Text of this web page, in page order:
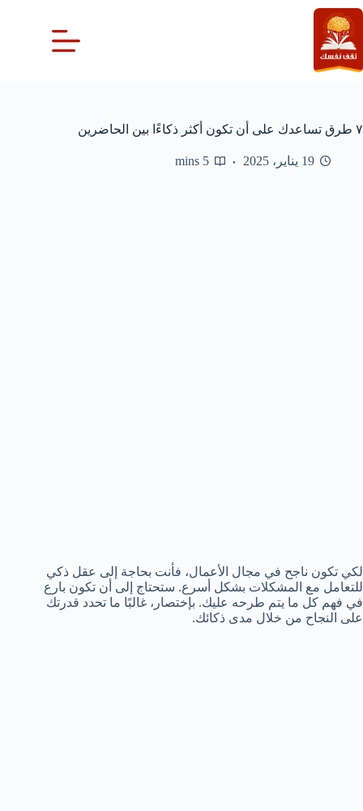
التجاوز
إلى
المحتوى
٧ طرق تساعدك على أن تكون أكثر ذكاءًا بين الحاضرين
19 يناير، 2025 5 mins
لكي تكون ناجح في مجال الأعمال، فأنت بحاجة إلى عقل ذكي
للتعامل مع المشكلات بشكل أسرع. ستحتاج إلى أن تكون بارع
في فهم كل ما يتم طرحه عليك. بإختصار، غالبًا ما تحدد قدرتك
على النجاح من خلال مدى ذكائك.